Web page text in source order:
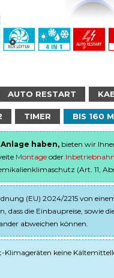
AUTO RESTART
TIMER BIS 160
haben, bieten wir
Montage oder
(Art. 11,
(EU) 2024/2215 von
die Einbaupreise, sowie
abweichen können.
Klimageräten keine